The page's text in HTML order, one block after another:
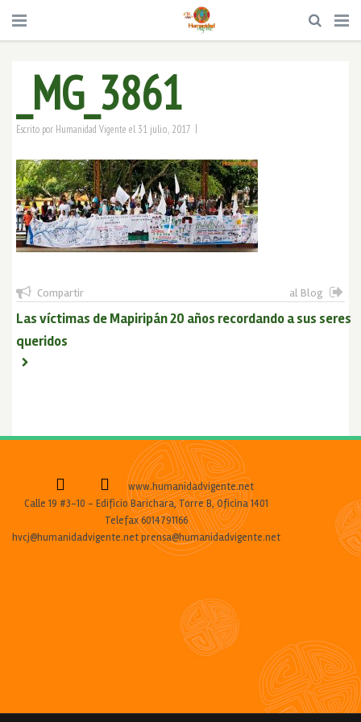
_MG_3861
Escrito por Humanidad Vigente el 31 julio, 2017 |
Compartir al Blog
Las víctimas de Mapiripán 20 años recordando a sus seres
queridos
www.humanidadvigente.net
Calle 19 #3-10 - Edificio Barichara, Torre B, Oficina 1401
Telefax 6014791166
hvcj@humanidadvigente.net prensa@humanidadvigente.net